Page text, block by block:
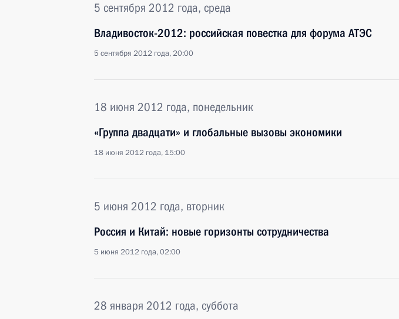
5 сентября 2012 года, среда
Владивосток-2012: российская повестка для форума АТЭС
5 сентября 2012 года, 20:00
18 июня 2012 года, понедельник
«Группа двадцати» и глобальные вызовы экономики
18 июня 2012 года, 15:00
5 июня 2012 года, вторник
Россия и Китай: новые горизонты сотрудничества
5 июня 2012 года, 02:00
28 января 2012 года, суббота